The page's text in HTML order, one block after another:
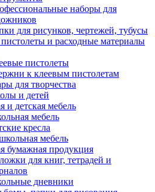
наборы для
для рисунков, чертежей, тубусы
и расходные материалы
пистолеты
к клеевым пистолетам
для творчества
и детей
и детская мебель
мебель
кресла
мебель
бумажная продукция
для книг, тетрадей и
дневники